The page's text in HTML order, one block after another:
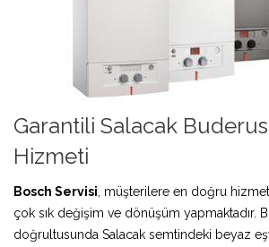
Garantili Salacak
Hizmeti
Bosch Servisi , müşterilere en doğru
çok sık değişim ve dönüşüm yapmaktadır.
doğrultusunda Salacak semtindeki beyaz